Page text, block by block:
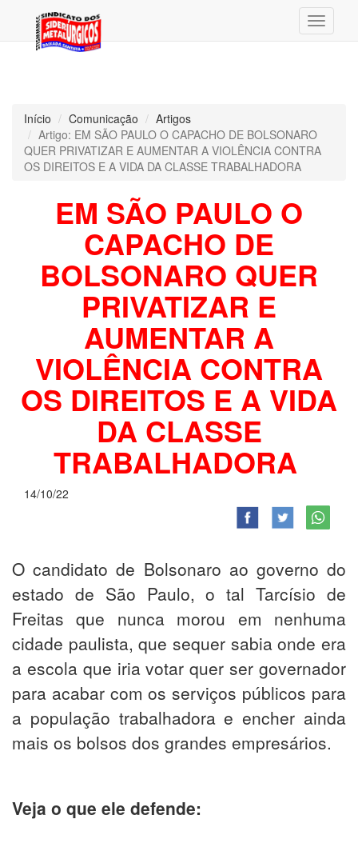
Menu
Início Comunicação
Artigos
Artigo: EM SÃO PAULO O CAPACHO DE BOLSONARO
QUER PRIVATIZAR E AUMENTAR A VIOLÊNCIA CONTRA
OS DIREITOS E A VIDA DA CLASSE TRABALHADORA
EM SÃO PAULO O
CAPACHO DE
BOLSONARO QUER
PRIVATIZAR E
AUMENTAR A
VIOLÊNCIA CONTRA
OS DIREITOS E A VIDA
DA CLASSE
TRABALHADORA
14/10/22
O candidato de Bolsonaro ao governo do
estado de São Paulo, o tal Tarcísio de
Freitas que nunca morou em nenhuma
cidade paulista, que sequer sabia onde era
a escola que iria votar quer ser governador
para acabar com os serviços públicos para
a população trabalhadora e encher ainda
mais os bolsos dos grandes empresários.
Veja o que ele defende: